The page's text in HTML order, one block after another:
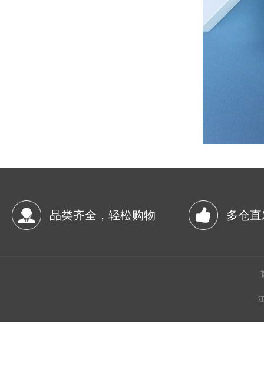
品类齐全，轻松购物 多仓